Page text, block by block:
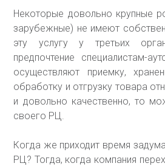
Некоторые довольно крупные
зарубежные) не имеют
эту услугу у третьих
предпочтение специалистам-
осуществляют приемку,
обработку и отгрузку товара
и довольно качественно, то
своего РЦ.
Когда же приходит время
РЦ? Тогда, когда компания